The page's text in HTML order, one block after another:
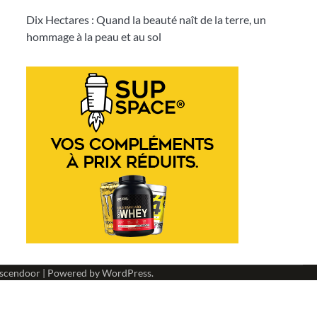
Dix Hectares : Quand la beauté naît de la terre, un
hommage à la peau et au sol
| Powered byWordPress.